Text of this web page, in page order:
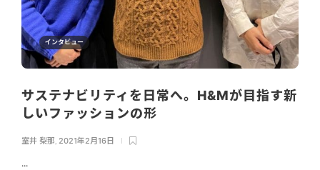
インタビュー
サステナビリティを日常へ。H&Mが目指す新
しいファッションの形
室井 梨那, 2021年2月16日
...